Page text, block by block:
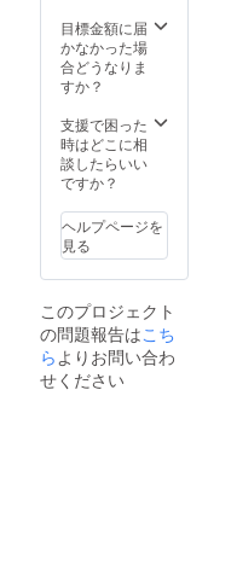
選び
PDF /恋
も仕事
も手に
女性の
成功法
則） ・
お好き
本！
（ご視
聴URL
をメー
付） お
好きな
動画を1
本お選
びくだ
4月26日
～2024
年12月
末ま
目標金額に届
かなかった場
合どうなりま
すか？
支援で困った
時はどこに相
談したらいい
ですか？
ヘルプページを
見る
このプロジェクト
の問題報告はこち
ら よりお問い合わ
せください